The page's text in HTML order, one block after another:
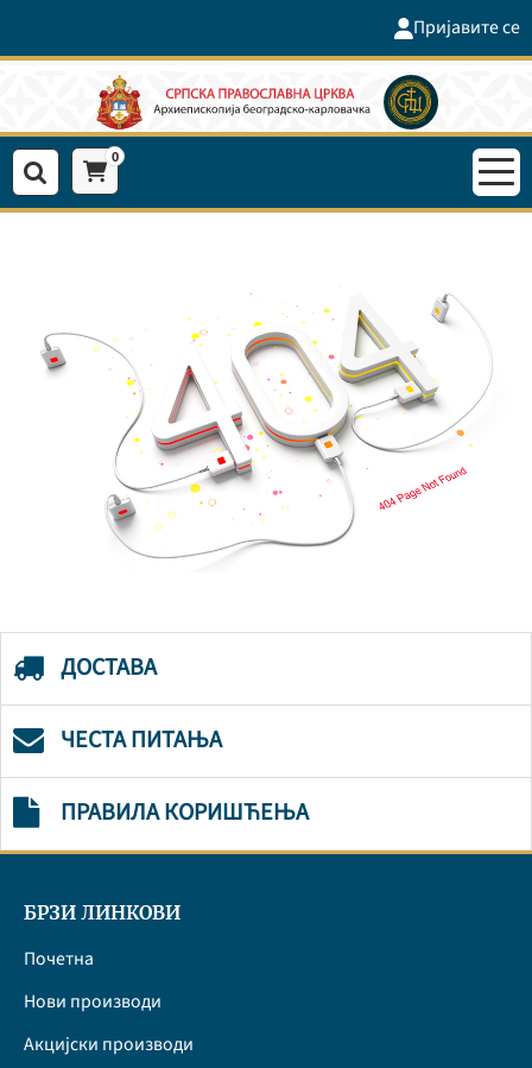
Пријавите се
0
ДОСТАВА
ЧЕСТА ПИТАЊА
ПРАВИЛА КОРИШЋЕЊА
БРЗИ ЛИНКОВИ
Почетна
Нови производи
Акцијски производи